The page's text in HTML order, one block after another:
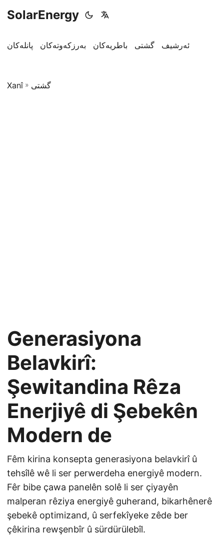
SolarEnergy
پانلەکان بەرزکەوتەکان باطریەکان گشتی ئەرشیف
Xanî » گشتی
Generasiyona
Belavkirî:
Şewitandina Rêza
Enerjiyê di Şebekên
Modern de
Fêm kirina konsepta generasiyona belavkirî û
tehsîlê wê li ser perwerdeha energiyê modern.
Fêr bibe çawa panelên solê li ser çiyayên
malperan rêziya energiyê guherand, bikarhênerê
şebekê optimizand, û serfekîyeke zêde ber
çêkirina rewşenbîr û sürdürülebîl.